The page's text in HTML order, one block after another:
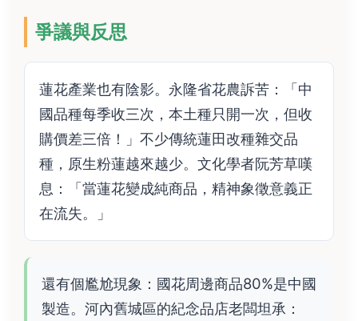
爭議與反思
蓮花產業也有陰影。永隆省花農訴苦：「中
國品種每季收三次，本土種只開一次，但收
購價差三倍！」不少傳統蓮田改種雜交品
種，原生粉蓮越來越少。文化學者阮芳草嘆
息：「當蓮花變成純商品，精神象徵意義正
在流失。」
還有個尷尬現象：國花周邊商品80%是中國
製造。河內舊城區的紀念品店老闆坦承：